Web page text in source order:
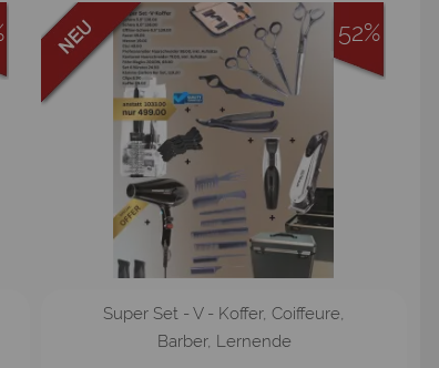
Super Set - V - Koffer, Coiffeure,
Barber, Lernende
52%